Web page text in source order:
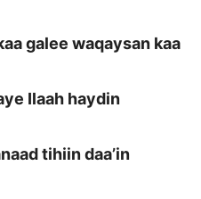
galee waqaysan kaa
Ilaah haydin
tihiin daa’in